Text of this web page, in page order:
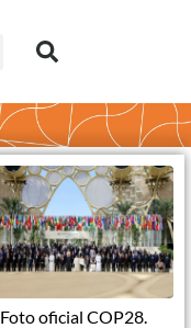
Foto oficial COP28.